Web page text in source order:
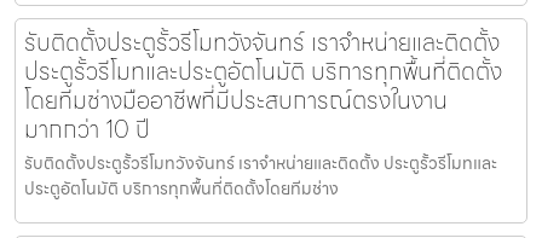
รับติดตั้งประตูรั้วรีโมทวังจันทร์ เราจำหน่ายและติดตั้ง
ประตูรั้วรีโมทและประตูอัตโนมัติ บริการทุกพื้นที่ติดตั้ง
โดยทีมช่างมืออาชีพที่มีประสบการณ์ตรงในงาน
มากกว่า 10 ปี
รับติดตั้งประตูรั้วรีโมทวังจันทร์ เราจำหน่ายและติดตั้ง ประตูรั้วรีโมทและ
ประตูอัตโนมัติ บริการทุกพื้นที่ติดตั้งโดยทีมช่าง